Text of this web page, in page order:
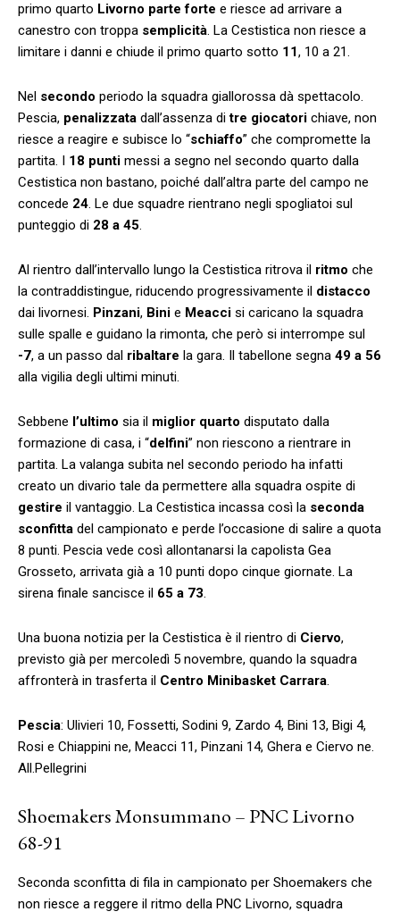
primo quarto Livorno parte forte e riesce ad arrivare a
canestro con troppa semplicità. La Cestistica non riesce a
limitare i danni e chiude il primo quarto sotto 11, 10 a 21.
Nel secondo periodo la squadra giallorossa dà spettacolo.
Pescia, penalizzata dall’assenza ditre giocatori chiave, non
riesce a reagire e subisce lo “schiaffo” che compromette la
partita. I 18 punti messi a segno nel secondo quarto dalla
Cestistica non bastano, poiché dall’altra parte del campo ne
concede 24. Le due squadre rientrano negli spogliatoi sul
punteggio di 28 a 45.
Al rientro dall’intervallo lungo la Cestistica ritrova il ritmo che
la contraddistingue, riducendo progressivamente il distacco
dai livornesi. Pinzani, Bini e Meacci si caricano la squadra
sulle spalle e guidano la rimonta, che però si interrompe sul
-7, a un passo dal ribaltare la gara. Il tabellone segna 49 a 56
alla vigilia degli ultimi minuti.
Sebbene l’ultimo sia il miglior quarto disputato dalla
formazione di casa, i “delfini” non riescono a rientrare in
partita. La valanga subita nel secondo periodo ha infatti
creato un divario tale da permettere alla squadra ospite di
gestire il vantaggio. La Cestistica incassa così la seconda
sconfitta del campionato e perde l’occasione di salire a quota
8 punti. Pescia vede così allontanarsi la capolista Gea
Grosseto, arrivata già a 10 punti dopo cinque giornate. La
sirena finale sancisce il 65 a 73.
Una buona notizia per la Cestistica è il rientro di Ciervo,
previsto già per mercoledì 5 novembre, quando la squadra
affronterà in trasferta il Centro Minibasket Carrara.
Pescia: Ulivieri 10, Fossetti, Sodini 9, Zardo 4, Bini 13, Bigi 4,
Rosi e Chiappini ne, Meacci 11, Pinzani 14, Ghera e Ciervo ne.
All.Pellegrini
Shoemakers Monsummano – PNC Livorno
68-91
Seconda sconfitta di fila in campionato per Shoemakers che
non riesce a reggere il ritmo della PNC Livorno, squadra